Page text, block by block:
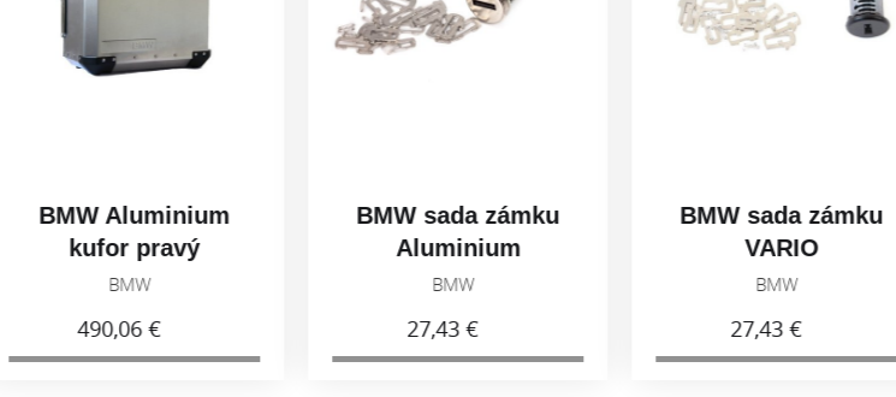
BMW Aluminium
kufor pravý
BMW
490,06 €
BMW sada zámku
Aluminium
77498544517
BMW
27,43 €
BMW sada zámku
VARIO
51257698202
BMW
27,43 €